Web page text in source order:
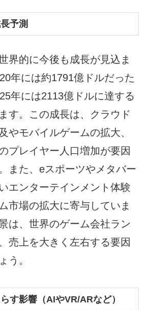
予測
界的に今後も成長が見込ま
年には約1791億ドルだった
年には2113億ドルに達する
す。この成長は、クラウド
やモバイルゲームの拡大、
プレイヤー人口増加が要因
また、eスポーツやメタバー
エンターテインメント体験
市場の拡大に寄与していま
は、世界のゲーム会社ラン
売上を大きく左右する要因
う。
す影響（AIやVR/ARなど）